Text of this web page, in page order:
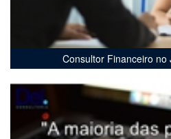
Consultor Financeiro no